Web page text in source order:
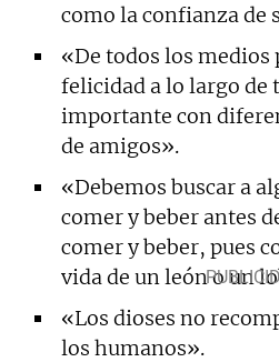
como la confianza de
«De todos los medios
felicidad a lo largo de
importante con
de amigos».
«Debemos buscar a
comer y beber antes
comer y beber, pues
vida de un león o un
«Los dioses no
los humanos».